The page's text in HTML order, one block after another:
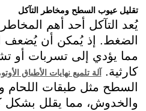
تقليل عيوب السطح ومخاطر التآكل
يُعد التآكل أحد أهم
الضغط. إذ يُمكن أن يُضعف
مما يؤدي إلى تسربات أو
كارثية. آلة تلميع نهايات الأطباق
السطح مثل طبقات اللحام
والخدوش، مما يقلل بشكل